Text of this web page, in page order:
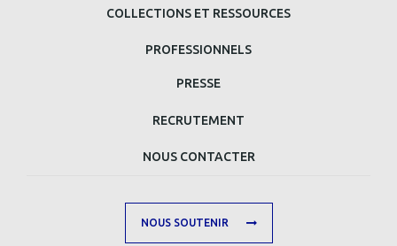
COLLECTIONS ET RESSOURCES
PROFESSIONNELS
PRESSE
RECRUTEMENT
NOUS CONTACTER
NOUS SOUTENIR